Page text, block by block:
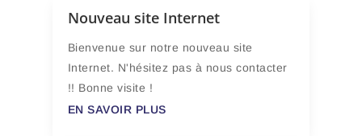
Nouveau site Internet
Bienvenue sur notre nouveau site
Internet. N'hésitez pas à nous contacter
!! Bonne visite !
EN SAVOIR PLUS